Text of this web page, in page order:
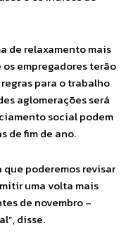
de relaxamento mais
empregadores terão
para o trabalho
aglomerações será
social podem
de fim de ano.
poderemos revisar
uma volta mais
de novembro –
disse.